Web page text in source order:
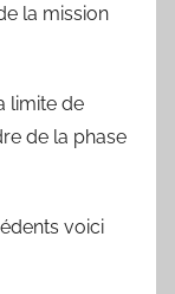
la mission
limite de
de la phase
voici